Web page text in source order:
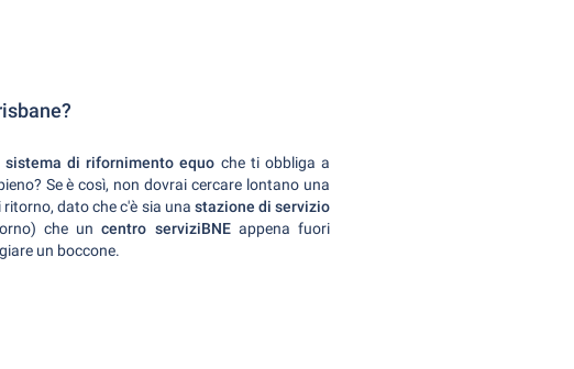
sistema di rifornimento equo che ti obbliga a
Se è così, non dovrai cercare lontano una
dato che c'è sia una stazione di servizio
che uncentro serviziBNE appena fuori
un boccone.